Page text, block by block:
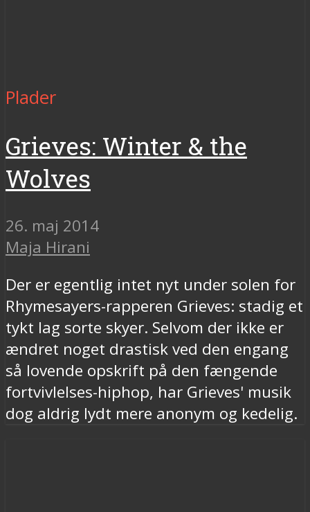
Plader
Grieves: Winter & the
Wolves
26. maj 2014
Maja Hirani
Der er egentlig intet nyt under solen for
Rhymesayers-rapperen Grieves: stadig et
tykt lag sorte skyer. Selvom der ikke er
ændret noget drastisk ved den engang
så lovende opskrift på den fængende
fortvivlelses-hiphop, har Grieves' musik
dog aldrig lydt mere anonym og kedelig.